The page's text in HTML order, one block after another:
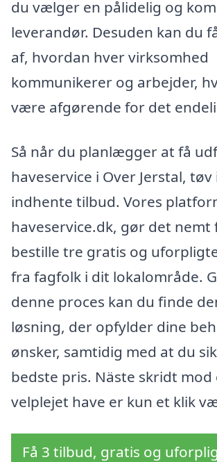
du vælger en pålidelig og
leverandør. Desuden kan du
af, hvordan hver virksomhed
kommunikerer og arbejder,
være afgørende for det
Så når du planlægger at få
haveservice i Over Jerstal,
indhente tilbud. Vores
haveservice.dk, gør det nemt
bestille tre gratis og
fra fagfolk i dit lokalområde.
denne proces kan du finde
løsning, der opfylder dine
ønsker, samtidig med at du
bedste pris. Näste skridt mod
velplejet have er kun et klik
Få 3 tilbud, gratis og